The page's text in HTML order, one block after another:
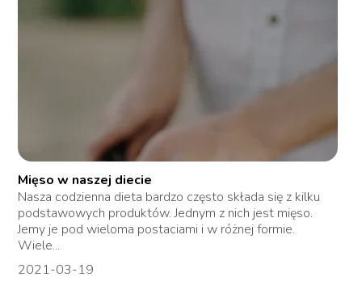
Mięso w naszej diecie
Nasza codzienna dieta bardzo często składa się z kilku
podstawowych produktów. Jednym z nich jest mięso.
Jemy je pod wieloma postaciami i w różnej formie.
Wiele...
2021-03-19